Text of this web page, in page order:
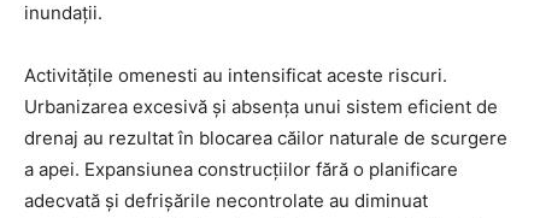
inundații.
Activitățile omenesti au intensificat aceste riscuri.
Urbanizarea excesivă și absența unui sistem eficient de
drenaj au rezultat în blocarea căilor naturale de scurgere
a apei. Expansiunea construcțiilor fără o planificare
adecvată și defrișările necontrolate au diminuat